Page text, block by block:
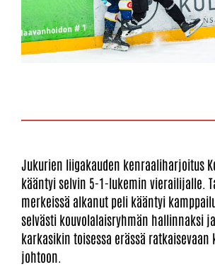
Jukurien liigakauden kenraaliharjoitus
kääntyi selvin 5-1-lukemin vierailijalle.
merkeissä alkanut peli kääntyi
selvästi kouvolalaisryhmän hallinnaksi
karkasikin toisessa erässä ratkaisevaan
johtoon.